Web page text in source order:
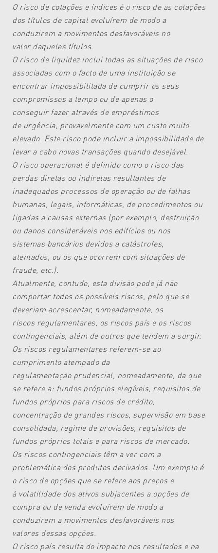
O risco de cotações e índices é o risco de as cotações
dos títulos de capital evoluírem de modo a
conduzirem a movimentos desfavoráveis no
valor daqueles títulos.
O risco de liquidez inclui todas as situações de risco
associadas com o facto de uma instituição se
encontrar impossibilitada de cumprir os seus
compromissos a tempo ou de apenas o
conseguir fazer através de empréstimos
de urgência, provavelmente com um custo muito
elevado. Este risco pode incluir a impossibilidade de
levar a cabo novas transações quando desejável.
O risco operacional é definido como o risco das
perdas diretas ou indiretas resultantes de
inadequados processos de operação ou de falhas
humanas, legais, informáticas, de procedimentos ou
ligadas a causas externas (por exemplo, destruição
ou danos consideráveis nos edifícios ou nos
sistemas bancários devidos a catástrofes,
atentados, ou os que ocorrem com situações de
fraude, etc.).
Atualmente, contudo, esta divisão pode já não
comportar todos os possíveis riscos, pelo que se
deveriam acrescentar, nomeadamente, os
riscos regulamentares, os riscos país e os riscos
contingenciais, além de outros que tendem a surgir.
Os riscos regulamentares referem-se ao
cumprimento atempado da
regulamentação prudencial, nomeadamente, da que
se refere a: fundos próprios elegíveis, requisitos de
fundos próprios para riscos de crédito,
concentração de grandes riscos, supervisão em base
consolidada, regime de provisões, requisitos de
fundos próprios totais e para riscos de mercado.
Os riscos contingenciais têm a ver com a
problemática dos produtos derivados. Um exemplo é
o risco de opções que se refere aos preços e
à volatilidade dos ativos subjacentes a opções de
compra ou de venda evoluírem de modo a
conduzirem a movimentos desfavoráveis nos
valores dessas opções.
O risco país resulta do impacto nos resultados e na